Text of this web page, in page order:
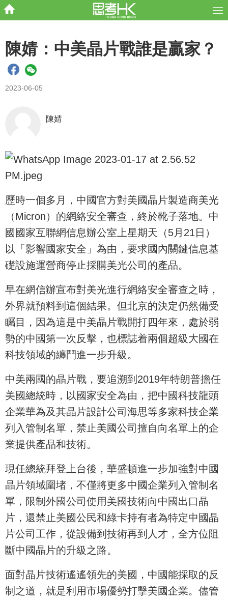
陳婧：中美晶片戰誰是贏家？
2023-06-05
陳婧
歷時一個多月，中國官方對美國晶片製造商美光
（Micron）的網絡安全審查，終於靴子落地。中
國國家互聯網信息辦公室上星期天（5月21日）
以「影響國家安全」為由，要求國內關鍵信息基
礎設施運營商停止採購美光公司的產品。
早在網信辦宣布對美光進行網絡安全審查之時，
外界就預料到這個結果。但北京的決定仍然備受
矚目，因為這是中美晶片戰開打四年來，處於弱
勢的中國第一次反擊，也標誌着兩個超級大國在
科技領域的纏鬥進一步升級。
中美兩國的晶片戰，要追溯到2019年特朗普擔任
美國總統時，以國家安全為由，把中國科技龍頭
企業華為及其晶片設計公司海思等多家科技企業
列入管制名單，禁止美國公司擅自向名單上的企
業提供產品和技術。
現任總統拜登上台後，華盛頓進一步加強對中國
晶片領域圍堵，不僅將更多中國企業列入管制名
單，限制外國公司使用美國技術向中國出口晶
片，還禁止美國公民和綠卡持有者為特定中國晶
片公司工作，從設備到技術再到人才，全方位阻
斷中國晶片的升級之路。
面對晶片技術遙遙領先的美國，中國能採取的反
制之道，就是利用市場優勢打擊美國企業。儘管